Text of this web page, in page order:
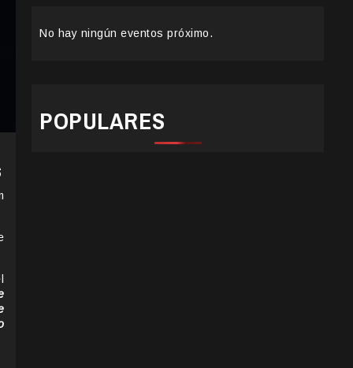
No hay ningún eventos próximo.
POPULARES